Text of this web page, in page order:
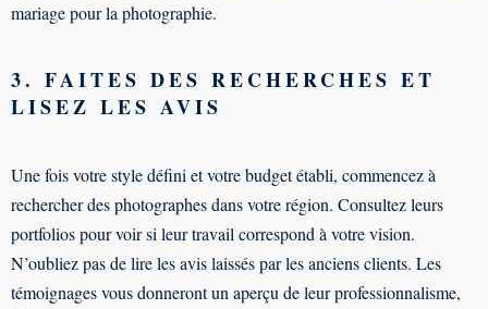
mariage pour la photographie.
3. FAITES DES RECHERCHES ET
LISEZ LES AVIS
Une fois votre style défini et votre budget établi, commencez à
rechercher des photographes dans votre région. Consultez leurs
portfolios pour voir si leur travail correspond à votre vision.
N’oubliez pas de lire les avis laissés par les anciens clients. Les
témoignages vous donneront un aperçu de leur professionnalisme,